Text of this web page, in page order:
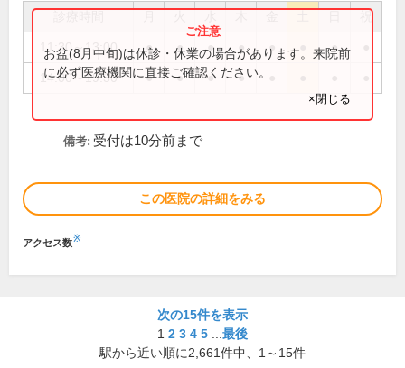
祝
11:30～13:00 ● ● ● ● ● ●
14:00～19:30 ● ● ● ●
お盆(8月中旬)は休診・休業の場合があります。来院前
に必ず医療機関に直接ご確認ください。
×閉じる
備考: 受付は10分前まで
この医院の詳細をみる
アクセス数※
次の15件を表示
1 2 3 4 5
最後
駅から近い順に2,661件中、 1～15件